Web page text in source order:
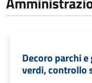
Decoro parchi
verdi, controllo